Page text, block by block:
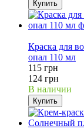
Купить
Краска для
опал 110 мл
115 грн
124 грн
В наличии
Купить